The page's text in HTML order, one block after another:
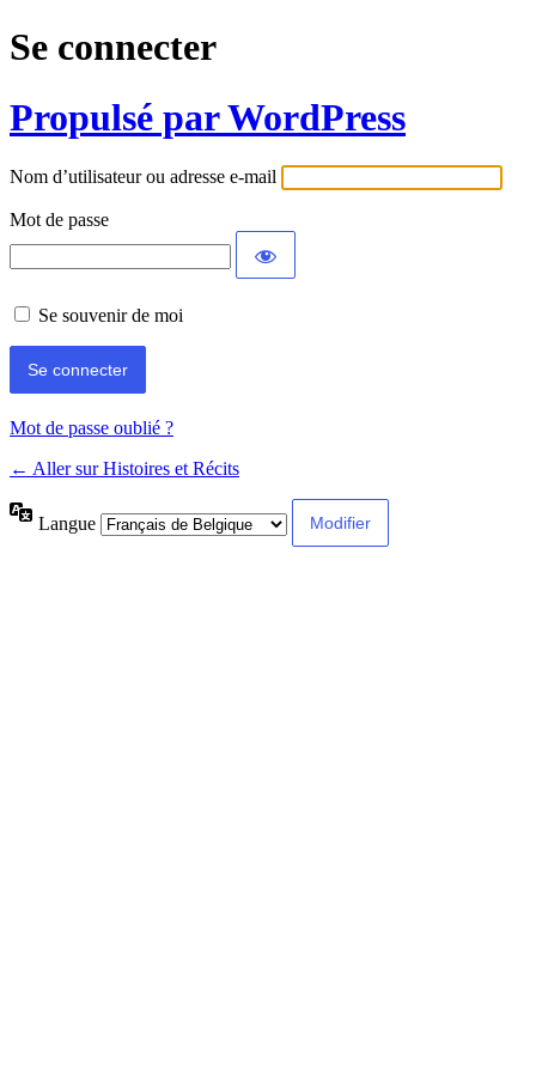
Se connecter
Propulsé par WordPress
Nom d’utilisateur ou adresse e-mail
Mot de passe
Se souvenir de moi
Mot de passe oublié ?
← Aller sur Histoires et Récits
Langue